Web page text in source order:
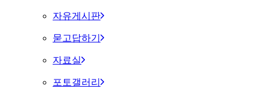
자유게시판
묻고답하기
자료실
포토갤러리